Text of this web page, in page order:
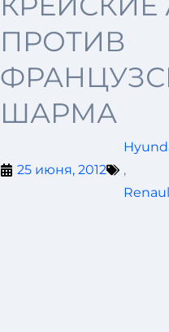
ПРОТИВ
ШАРМА
25 июня, 2012
,